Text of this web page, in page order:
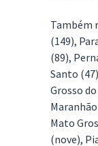
Também
(149),
(89),
Santo
Grosso
Mato
(nove),